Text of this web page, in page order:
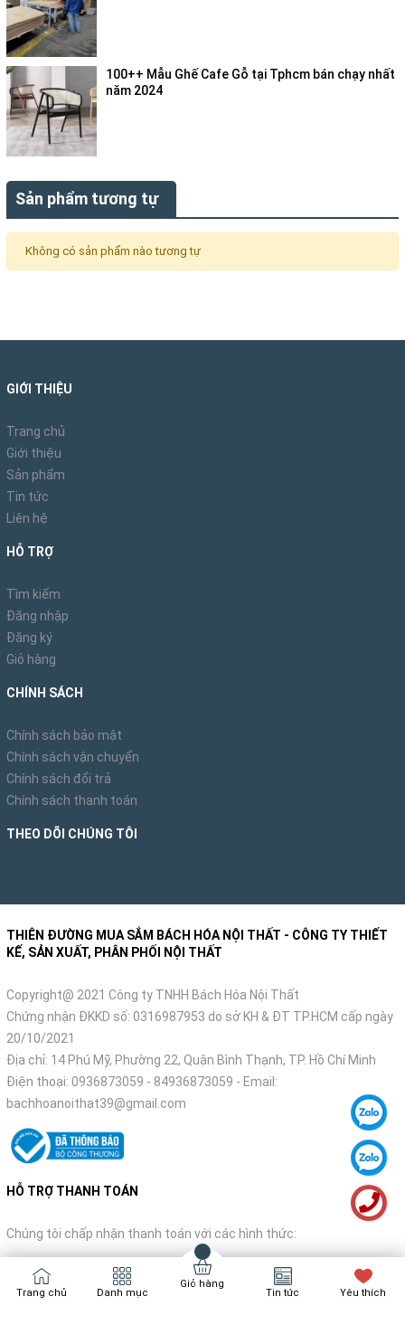
100++ Mẫu Ghế Cafe Gỗ tại Tphcm bán chạy nhất
năm 2024
Sản phẩm tương tự
Không có sản phẩm nào tương tự
GIỚI THIỆU
Trang chủ
Giới thiệu
Sản phẩm
Tin tức
Liên hệ
HỖ TRỢ
Tìm kiếm
Đăng nhập
Đăng ký
Giỏ hàng
CHÍNH SÁCH
Chính sách bảo mật
Chính sách vận chuyển
Chính sách đổi trả
Chính sách thanh toán
THEO DÕI CHÚNG TÔI
THIÊN ĐƯỜNG MUA SẮM BÁCH HÓA NỘI THẤT - CÔNG TY THIẾT
KẾ, SẢN XUẤT, PHÂN PHỐI NỘI THẤT
Copyright@ 2021 Công ty TNHH Bách Hóa Nội Thất
Chứng nhận ĐKKD số: 0316987953 do sở KH & ĐT TP.HCM cấp ngày
20/10/2021
Địa chỉ: 14 Phú Mỹ, Phường 22, Quận Bình Thạnh, TP. Hồ Chí Minh
Điện thoại: 0936873059 - 84936873059 - Email:
bachhoanoithat39@gmail.com
HỖ TRỢ THANH TOÁN
Chúng tôi chấp nhận thanh toán với các hình thức:
Trang chủ Danh mục
Giỏ hàng
Tin tức Yêu thích